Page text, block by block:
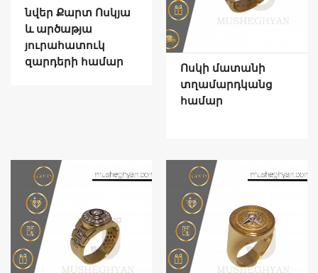
նվեր Քարտ Ոսկյա
և արծաթյա
յուրահատուկ
զարդերի համար
Ոսկի մատանի
տղամարդկանց
համար